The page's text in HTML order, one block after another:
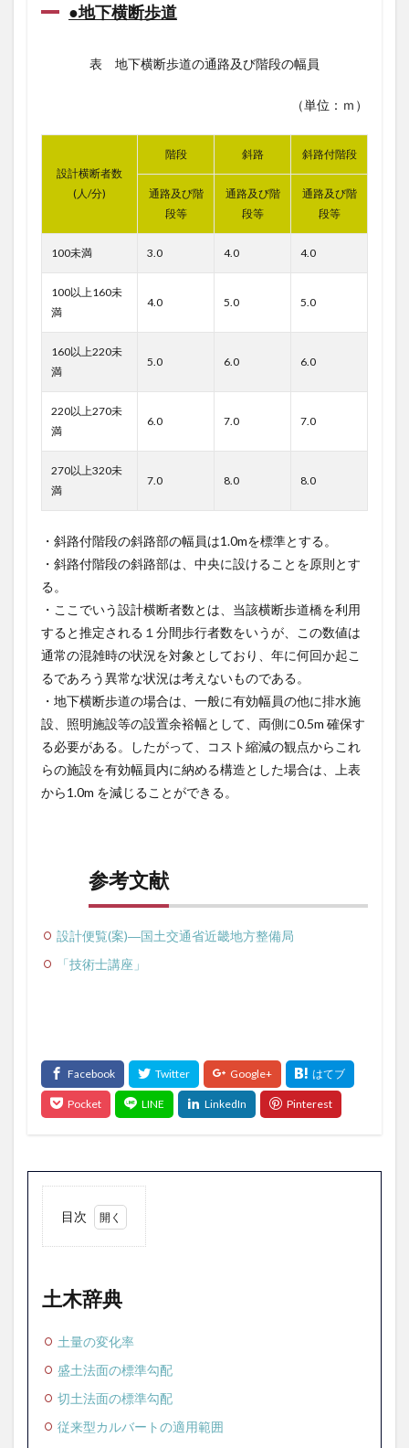
●地下横断歩道
表 地下横断歩道の通路及び階段の幅員
（単位：ｍ）
設計横断者数
(人/分)
階段 斜路 斜路付階段
通路及び階
段等
通路及び階
段等
通路及び階
段等
100未満 3.0 4.0 4.0
100以上160未
満
4.0 5.0 5.0
160以上220未
満
5.0 6.0 6.0
220以上270未
満
6.0 7.0 7.0
270以上320未
満
7.0 8.0 8.0
・斜路付階段の斜路部の幅員は1.0mを標準とする。
・斜路付階段の斜路部は、中央に設けることを原則とす
る。
・ここでいう設計横断者数とは、当該横断歩道橋を利用
すると推定される１分間歩行者数をいうが、この数値は
通常の混雑時の状況を対象としており、年に何回か起こ
るであろう異常な状況は考えないものである。
・地下横断歩道の場合は、一般に有効幅員の他に排水施
設、照明施設等の設置余裕幅として、両側に0.5m 確保す
る必要がある。したがって、コスト縮減の観点からこれ
らの施設を有効幅員内に納める構造とした場合は、上表
から1.0m を減じることができる。
参考文献
設計便覧(案)―国土交通省近畿地方整備局
「技術士講座」
目次
土木辞典
土量の変化率
盛土法面の標準勾配
切土法面の標準勾配
従来型カルバートの適用範囲